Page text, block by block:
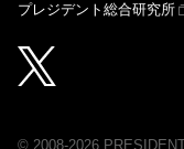
プレジデント総合研究所
© 2008-2026